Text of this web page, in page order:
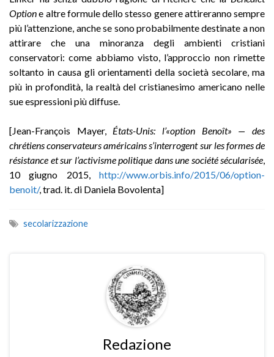
Optione altre formule dello stesso genere attireranno sempre
più l’attenzione, anche se sono probabilmente destinate a non
attirare che una minoranza degli ambienti cristiani
conservatori: come abbiamo visto, l’approccio non rimette
soltanto in causa gli orientamenti della società secolare, ma
più in profondità, la realtà del cristianesimo americano nelle
sue espressioni più diffuse.
[Jean-François Mayer, États-Unis: l’«option Benoît» — des
chrétiens conservateurs américains s’interrogent sur les formes de
résistance et sur l’activisme politique dans une société sécularisée
10 giugno 2015, http://www.orbis.info/2015/06/option-
benoit/, trad. it. di Daniela Bovolenta]
secolarizzazione
Redazione